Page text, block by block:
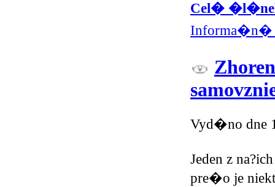
Cel�
Informa�n�
Vyd�no dne
Jeden z
pre�o je